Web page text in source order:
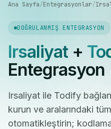
Ana Sayfa/Entegrasyonlar/
DOĞRULANMIŞ ENTEGRASYON
Irsaliyat+
Entegrasyon
Irsaliyat ile Todify
kurun ve aralarındaki tüm
otomatikleştirin;